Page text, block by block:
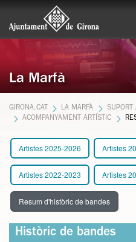
La Marfà
GIRONA.CAT LA MARFÀ
SUPORT
ACOMPANYAMENT ARTÍSTIC
Artistes 2025-2026 Artistes
Artistes 2022-2023 Artistes
Resum d'històric de bandes
Històric de bandes